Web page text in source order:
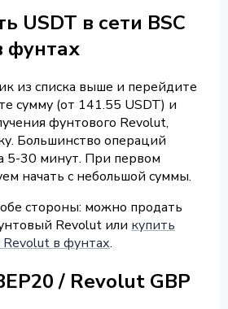
USDT в сети BSC
фунтах
из списка выше и перейдите
сумму (от 141.55 USDT) и
фунтового Revolut,
Большинство операций
5-30 минут. При первом
начать с небольшой суммы.
стороны: можно продать
Revolut или купить
Revolut в фунтах.
/ Revolut GBP